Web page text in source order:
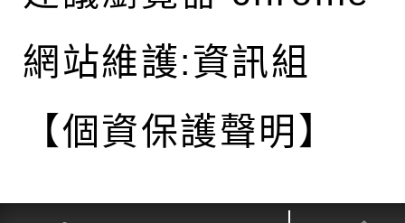
網站維護:資訊組
【個資保護聲明】